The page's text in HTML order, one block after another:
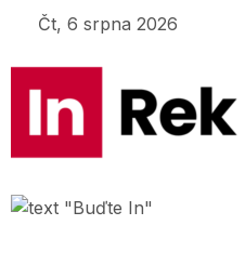
Čt, 6 srpna 2026